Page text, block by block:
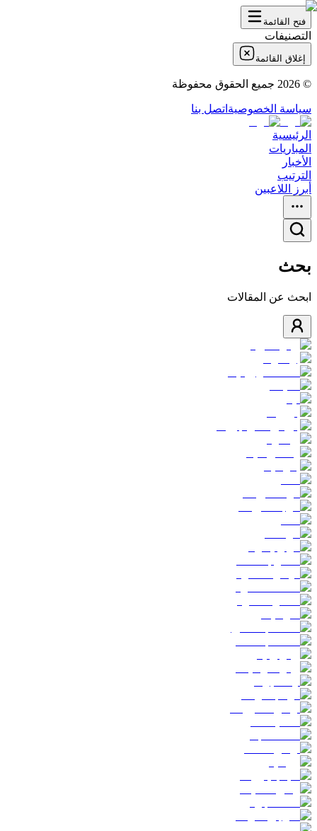
فتح القائمة
التصنيفات
إغلاق القائمة
©
2026 جميع الحقوق محفوظة
سياسة الخصوصية اتصل بنا
الرئيسية
المباريات
الأخبار
الترتيب
أبرز اللاعبين
بحث
ابحث عن المقالات